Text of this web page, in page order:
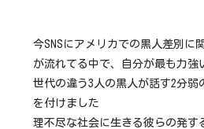
今SNSにアメリカでの黒人差別に
が流れてる中で、自分が最も力強
世代の違う3人の黒人が話す2分弱
を付けました
理不尽な社会に生きる彼らの発す